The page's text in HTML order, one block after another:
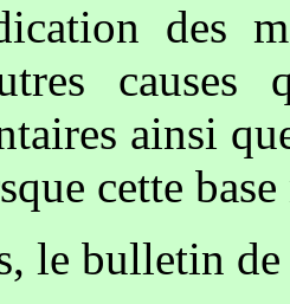
des
causes
ainsi
cette
le bulletin